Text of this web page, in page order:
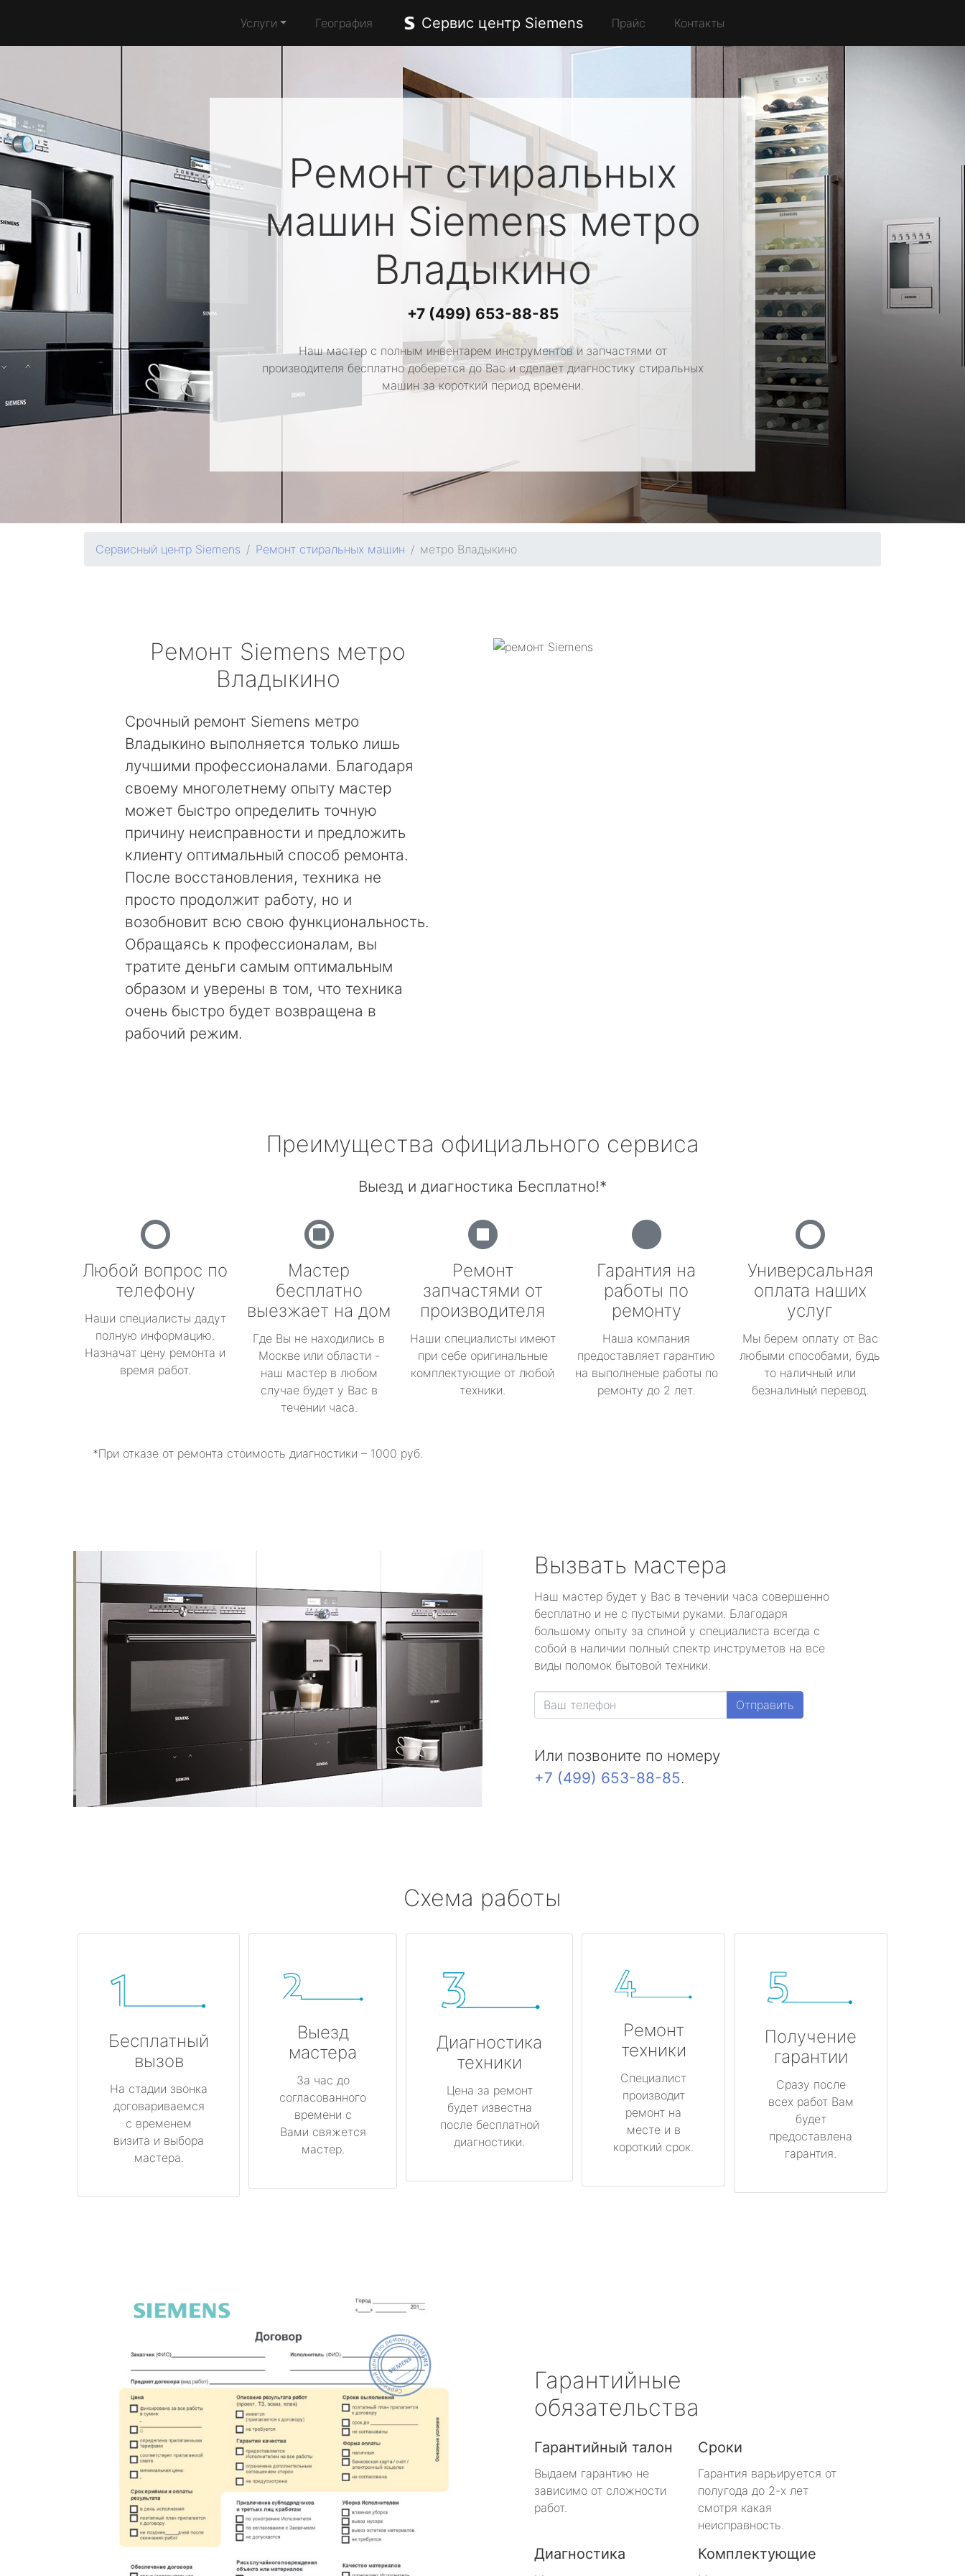
Услуги География Сервис центр Siemens Прайс Контакты
Ремонт стиральных
машин Siemensметро
Владыкино
+7 (499) 653-88-85
Наш мастер с полным инвентарем инструментов и запчастями от
производителя бесплатно доберется до Вас и сделает диагностику стиральных
машин за короткий период времени.
Сервисный центр Siemens Ремонт стиральных машин метро Владыкино
Ремонт Siemens метро
Владыкино
Срочный ремонт Siemens метро
Владыкино выполняется только лишь
лучшими профессионалами. Благодаря
своему многолетнему опыту мастер
может быстро определить точную
причину неисправности и предложить
клиенту оптимальный способ ремонта.
После восстановления, техника не
просто продолжит работу, но и
возобновит всю свою функциональность.
Обращаясь к профессионалам, вы
тратите деньги самым оптимальным
образом и уверены в том, что техника
очень быстро будет возвращена в
рабочий режим.
Преимущества официального сервиса
Выезд и диагностика Бесплатно!*
Любой вопрос по
телефону
Наши специалисты дадут
полную информацию.
Назначат цену ремонта и
время работ.
Мастер
бесплатно
выезжает на дом
Где Вы не находились в
Москве или области -
наш мастер в любом
случае будет у Вас в
течении часа.
Ремонт
запчастями от
производителя
Наши специалисты имеют
при себе оригинальные
комплектующие от любой
техники.
Гарантия на
работы по
ремонту
Наша компания
предоставляет гарантию
на выполненые работы по
ремонту до 2 лет.
Универсальная
оплата наших
услуг
Мы берем оплату от Вас
любыми способами, будь
то наличный или
безналиный перевод.
*При отказе от ремонта стоимость диагностики – 1000 руб.
Вызвать мастера
Наш мастер будет у Вас в течении часа совершенно
бесплатно и не с пустыми руками. Благодаря
большому опыту за спиной у специалиста всегда с
собой в наличии полный спектр инструметов на все
виды поломок бытовой техники.
Отправить
Или позвоните по номеру
+7 (499) 653-88-85.
Схема работы
Бесплатный
вызов
На стадии звонка
договариваемся
с временем
визита и выбора
мастера.
Выезд
мастера
За час до
согласованного
времени с
Вами свяжется
мастер.
Диагностика
техники
Цена за ремонт
будет известна
после бесплатной
диагностики.
Ремонт
техники
Специалист
производит
ремонт на
месте и в
короткий срок.
Получение
гарантии
Сразу после
всех работ Вам
будет
предоставлена
гарантия.
Гарантийные
обязательства
Гарантийный талон
Выдаем гарантию не
зависимо от сложности
работ.
Сроки
Гарантия варьируется от
полугода до 2-х лет
смотря какая
неисправность.
Диагностика Комплектующие